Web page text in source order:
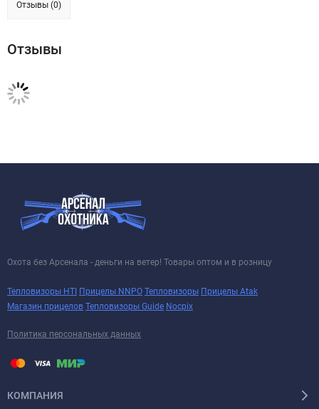
Отзывы (0)
Отзывы
Охота без Арсенала - деньги на ветер! Товары оптом и в розницу
Тепловизоры HTI Прицелы NNPO Тепловизоры Прицелы Atak
Магазин прицелов Тепловизоры Guide Nocpix
Политика персональных данных
КОМПАНИЯ